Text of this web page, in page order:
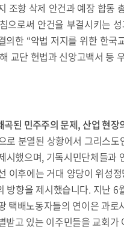
조항 삭제 안건과 예장 합동
으로써 안건을 부결시키는
의한 “악법 저지를 위한 한
교단 헌법과 신앙고백서 등
곡된 민주주의 문제, 산업 현장
로 분열된 상황에서 그리스
시했으며, 기독시민단체들
이후에는 거대 양당이 위성
방향을 제시했습니다. 지난
택배노동자들의 연이은 과
받고 있는 이주민들을 교회